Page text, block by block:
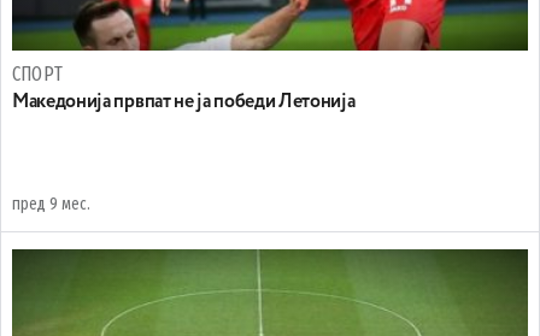
СПОРТ
Македонија првпат не ја победи Летонија
пред 9 мес.